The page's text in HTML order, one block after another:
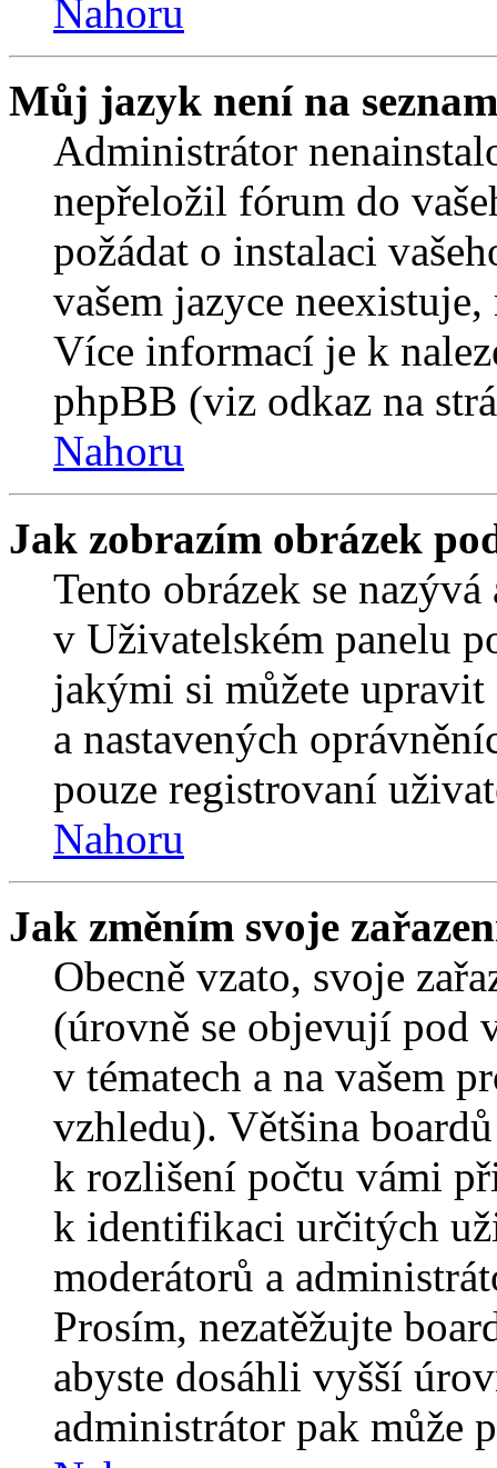
Nahoru
Můj jazyk není na
Administrátor
nepřeložil fórum do
požádat o instalaci
vašem jazyce
Více informací je k
phpBB (viz odkaz na
Nahoru
Jak zobrazím obrázek
Tento obrázek se
v Uživatelském panelu
jakými si můžete
a nastavených
pouze registrovaní
Nahoru
Jak změním svoje
Obecně vzato, svoje
(úrovně se objevují pod
v tématech a na vašem
vzhledu). Většina
k rozlišení počtu vámi
k identifikaci určitých
moderátorů a
Prosím, nezatěžujte
abyste dosáhli vyšší
administrátor pak může